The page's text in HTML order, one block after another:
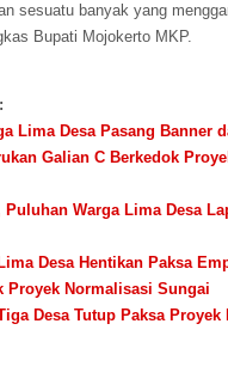
sesuatu banyak yang
Bupati Mojokerto MKP.
Lima Desa Pasang Banner
Galian C Berkedok
Warga Lima Desa
Desa Hentikan Paksa
Proyek Normalisasi Sungai
Desa Tutup Paksa